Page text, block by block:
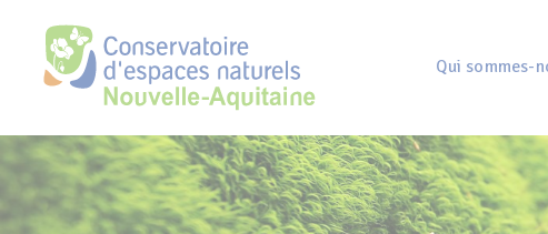
Qui sommes-